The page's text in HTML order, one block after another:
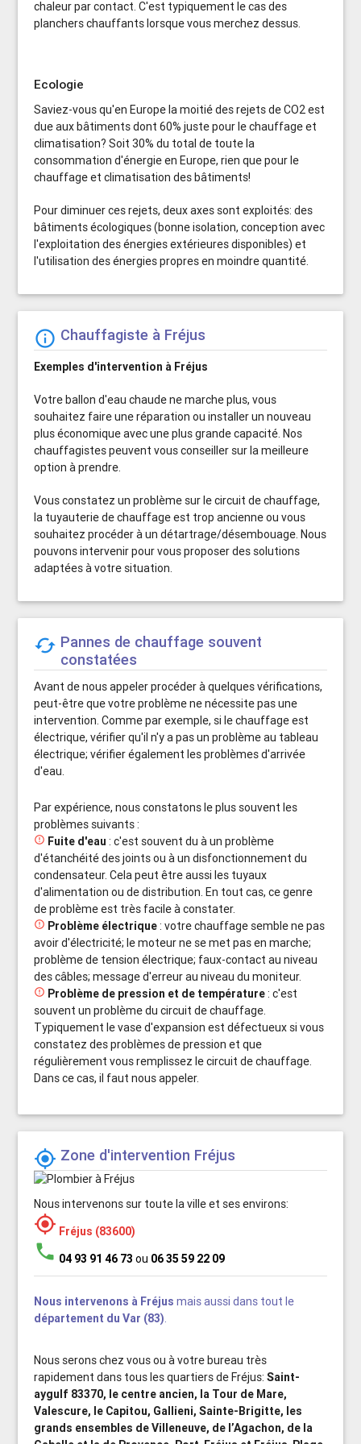
chaleur par contact. C'est typiquement le cas des
planchers chauffants lorsque vous merchez dessus.
Ecologie
Saviez-vous qu'en Europe la moitié des rejets de CO2 est
due aux bâtiments dont 60% juste pour le chauffage et
climatisation? Soit 30% du total de toute la
consommation d'énergie en Europe, rien que pour le
chauffage et climatisation des bâtiments!
Pour diminuer ces rejets, deux axes sont exploités: des
bâtiments écologiques (bonne isolation, conception avec
l'exploitation des énergies extérieures disponibles) et
l'utilisation des énergies propres en moindre quantité.
info_outline Chauffagiste à Fréjus
Exemples d'intervention à Fréjus
Votre ballon d'eau chaude ne marche plus, vous
souhaitez faire une réparation ou installer un nouveau
plus économique avec une plus grande capacité. Nos
chauffagistes peuvent vous conseiller sur la meilleure
option à prendre.
Vous constatez un problème sur le circuit de chauffage,
la tuyauterie de chauffage est trop ancienne ou vous
souhaitez procéder à un détartrage/désembouage. Nous
pouvons intervenir pour vous proposer des solutions
adaptées à votre situation.
 Pannes de chauffage souvent
constatées
Avant de nous appeler procéder à quelques vérifications,
peut-être que votre problème ne nécessite pas une
intervention. Comme par exemple, si le chauffage est
électrique, vérifier qu'il n'y a pas un problème au tableau
électrique; vérifier également les problèmes d'arrivée
d'eau.
Par expérience, nous constatons le plus souvent les
problèmes suivants :
 Fuite d'eau : c'est souvent du à un problème
d'étanchéité des joints ou à un disfonctionnement du
condensateur. Cela peut être aussi les tuyaux
d'alimentation ou de distribution. En tout cas, ce genre
de problème est très facile à constater.
 Problème électrique: votre chauffage semble ne pas
avoir d'électricité; le moteur ne se met pas en marche;
problème de tension électrique; faux-contact au niveau
des câbles; message d'erreur au niveau du moniteur.
 Problème de pression et de température: c'est
souvent un problème du circuit de chauffage.
Typiquement le vase d'expansion est défectueux si vous
constatez des problèmes de pression et que
régulièrement vous remplissez le circuit de chauffage.
Dans ce cas, il faut nous appeler.
 Zone d'intervention Fréjus
Nous intervenons sur toute la ville et ses environs:
 Fréjus (83600)
phone 04 93 91 46 73 ou 06 35 59 22 09
Nous intervenons à Fréjus mais aussi dans tout le
département du Var (83).
Nous serons chez vous ou à votre bureau très
rapidement dans tous les quartiers de Fréjus:Saint-
aygulf 83370, le centre ancien, la Tour de Mare,
Valescure, le Capitou, Gallieni, Sainte-Brigitte, les
grands ensembles de Villeneuve, de l’Agachon, de la